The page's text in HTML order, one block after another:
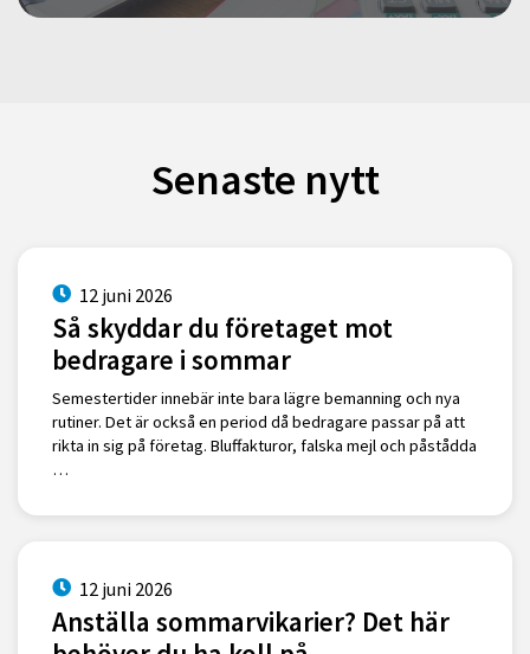
Senaste nytt
12 juni 2026
Så skyddar du företaget mot
bedragare i sommar
Semestertider innebär inte bara lägre bemanning och nya
rutiner. Det är också en period då bedragare passar på att
rikta in sig på företag. Bluffakturor, falska mejl och påstådda
…
12 juni 2026
Anställa sommarvikarier? Det här